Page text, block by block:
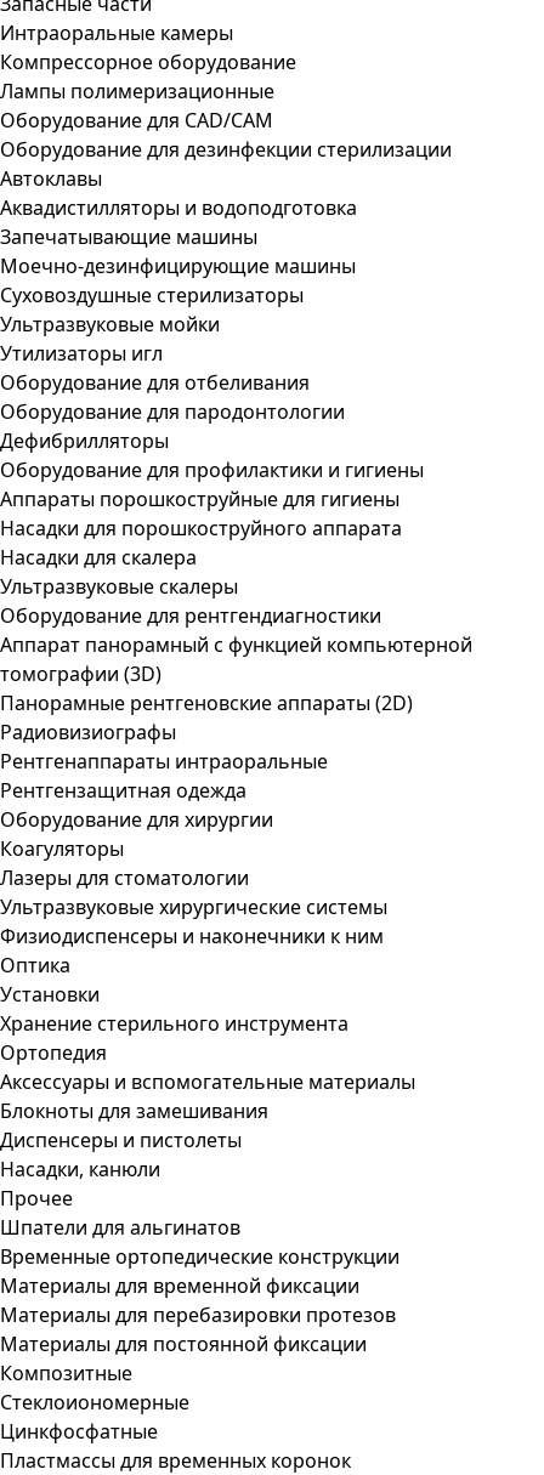
Интраоральные камеры
Компрессорное оборудование
Лампы полимеризационные
Оборудование для CAD/CAM
Оборудование для дезинфекции стерилизации
Автоклавы
Аквадистилляторы и водоподготовка
Запечатывающие машины
Моечно-дезинфицирующие машины
Суховоздушные стерилизаторы
Ультразвуковые мойки
Утилизаторы игл
Оборудование для отбеливания
Оборудование для пародонтологии
Дефибрилляторы
Оборудование для профилактики и гигиены
Аппараты порошкоструйные для гигиены
Насадки для порошкоструйного аппарата
Насадки для скалера
Ультразвуковые скалеры
Оборудование для рентгендиагностики
Аппарат панорамный с функцией компьютерной
томографии (3D)
Панорамные рентгеновские аппараты (2D)
Радиовизиографы
Рентгенаппараты интраоральные
Рентгензащитная одежда
Оборудование для хирургии
Коагуляторы
Лазеры для стоматологии
Ультразвуковые хирургические системы
Физиодиспенсеры и наконечники к ним
Оптика
Установки
Хранение стерильного инструмента
Ортопедия
Аксессуары и вспомогательные материалы
Блокноты для замешивания
Диспенсеры и пистолеты
Насадки, канюли
Прочее
Шпатели для альгинатов
Временные ортопедические конструкции
Материалы для временной фиксации
Материалы для перебазировки протезов
Материалы для постоянной фиксации
Композитные
Стеклоиономерные
Цинкфосфатные
Пластмассы для временных коронок